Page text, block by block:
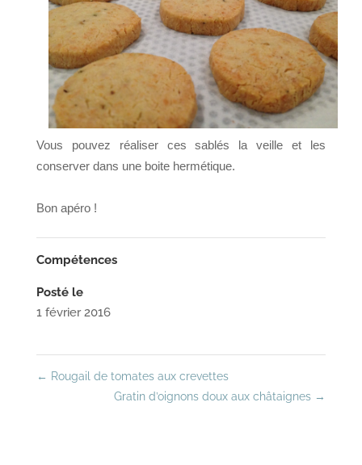
Vous pouvez réaliser ces sablés la veille et les
conserver dans une boite hermétique.
Bon apéro !
Compétences
Posté le
1 février 2016
← Rougail de tomates aux crevettes
Gratin d’oignons doux aux châtaignes →